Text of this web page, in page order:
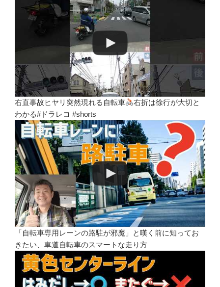
右直事故ヒヤリ突然現れる自転車
右折は徐行が大切と
わかる#ドラレコ #shorts
「自転車専用レーンの路駐が邪魔」と嘆く前に知ってお
きたい、車道自転車のスマートな走り方